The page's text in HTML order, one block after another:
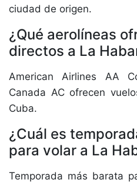
ciudad de origen.
¿Qué aerolíneas
directos a La
American Airlines AA
Canada AC ofrecen
Cuba.
¿Cuál es
para volar a La
Temporada más barata